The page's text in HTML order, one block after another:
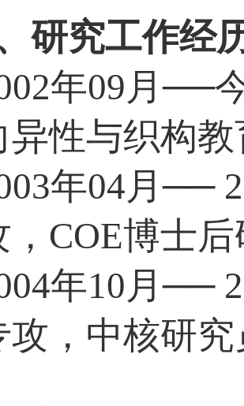
研究工作经
年09月──
异性与织构
年04月──
COE博士
年10月──
攻，中核研究